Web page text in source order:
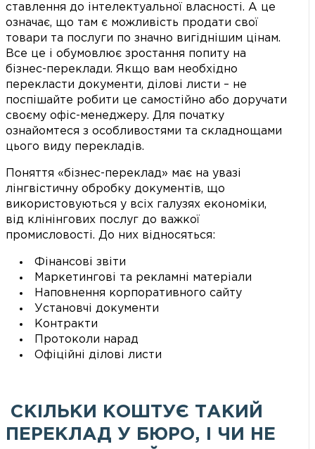
ставлення до інтелектуальної власності. А це
означає, що там є можливість продати свої
товари та послуги по значно вигіднішим цінам.
Все це і обумовлює зростання попиту на
бізнес-переклади. Якщо вам необхідно
перекласти документи, ділові листи – не
поспішайте робити це самостійно або доручати
своєму офіс-менеджеру. Для початку
ознайомтеся з особливостями та складнощами
цього виду перекладів.
Поняття «бізнес-переклад» має на увазі
лінгвістичну обробку документів, що
використовуються у всіх галузях економіки,
від клінінгових послуг до важкої
промисловості. До них відносяться:
Фінансові звіти
Маркетингові та рекламні матеріали
Наповнення корпоративного сайту
Установчі документи
Контракти
Протоколи нарад
Офіційні ділові листи
СКІЛЬКИ КОШТУЄ ТАКИЙ
ПЕРЕКЛАД У БЮРО, І ЧИ НЕ